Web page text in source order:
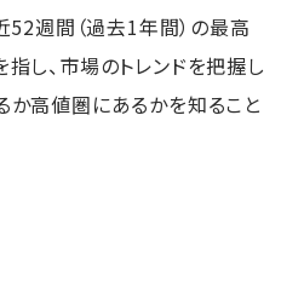
52週間（過去1年間）の最高
し、市場のトレンドを把握し
か高値圏にあるかを知ること